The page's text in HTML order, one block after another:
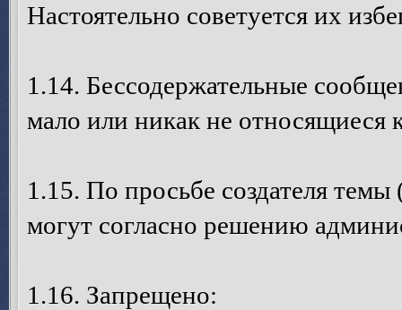
Настоятельно советуется их
1.14. Бессодержательные
мало или никак не относящиеся
1.15. По просьбе создателя
могут согласно решению
1.16. Запрещено: